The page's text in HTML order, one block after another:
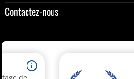
Contactez-nous